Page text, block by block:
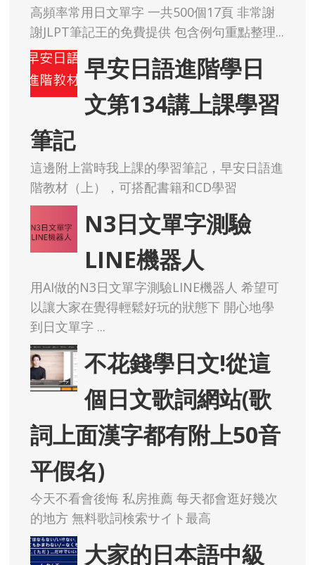
高頻率常用日文單字 一共500個17頁 非常謝
謝JLPT筆記王的免費提供 包含例句重點整理...
早安日語進階學日
文第134講上課學習
筆記
這邊附上當時我上課的學習筆記，早安日語進
階教材（上），可搭配書籍和CD學習
N3日文單字測驗
LINE機器人
用AI做的N3日文單字測驗LINE機器人 希望可
以讓大家在覺得輕鬆好玩的狀態下 開心地學
到日文單字 ...
不花錢學日文!從這
個日文歌詞網站(歌
詞上面漢字都有附上50音
平假名)
今天不看會後悔 私房推薦 每天都會逛好幾次
的地方 無料歌詞検索サイト最高
大家的日本語中級